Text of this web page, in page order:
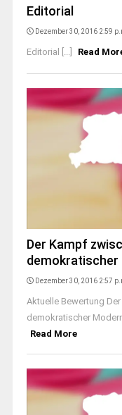
Editorial
Dezember 30, 2016 2:59
Editorial [...] Read
Der Kampf
demokratischer
Dezember 30, 2016 2:57
Aktuelle Bewertung
demokratischer
Read More